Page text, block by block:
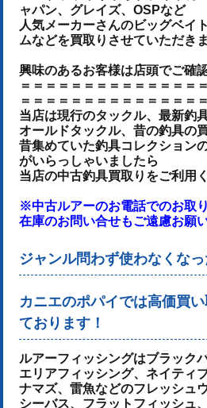
ャパン、グレイズ、OSPなど
人気メーカーさんのビッグベイ
ムなどを買取りさせていただき
興味のあるお客様は店頭でご確
＝＝＝＝＝＝＝＝＝＝＝＝＝＝
＝＝＝＝＝＝＝＝＝＝＝＝＝＝
当店は現行のタックル、最新釣
オールドタックル、昔の釣具の
昔集めていた釣具コレクション
がいらっしゃいましたら
当店の中古釣具買取りをご利用
※中古ルアーのお電話でのお取
在庫のお問い合せもご遠慮お願
ジャンル問わず使わなくな
カニエのポパイでは高価買
ております！
ルアーフィッシングはブラック
エリアフィッシング、ネイティ
ナマズ、雷魚などのフレッシュ
シーバス、フラットフィッシュ